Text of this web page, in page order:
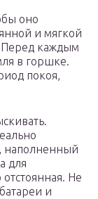
оно
и мягкой
Перед каждым
в горшке.
покоя,
наполненный
для
Не
и